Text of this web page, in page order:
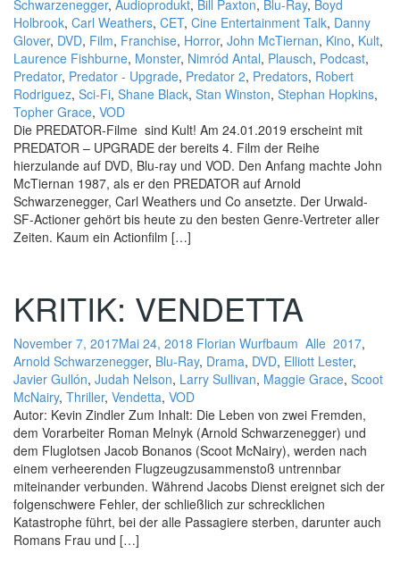
Schwarzenegger, Audioprodukt, Bill Paxton, Blu-Ray, Boyd
Holbrook, Carl Weathers, CET, Cine Entertainment Talk, Danny
Glover, DVD, Film, Franchise, Horror, John McTiernan, Kino, Kult,
Laurence Fishburne, Monster, Nimród Antal, Plausch, Podcast,
Predator, Predator - Upgrade, Predator 2, Predators, Robert
Rodriguez, Sci-Fi, Shane Black, Stan Winston, Stephan Hopkins,
Topher Grace, VOD
Die PREDATOR-Filme sind Kult! Am 24.01.2019 erscheint mit
PREDATOR – UPGRADE der bereits 4. Film der Reihe
hierzulande auf DVD, Blu-ray und VOD. Den Anfang machte John
McTiernan 1987, als er den PREDATOR auf Arnold
Schwarzenegger, Carl Weathers und Co ansetzte. Der Urwald-
SF-Actioner gehört bis heute zu den besten Genre-Vertreter aller
Zeiten. Kaum ein Actionfilm […]
KRITIK: VENDETTA
November 7, 2017Mai 24, 2018 Florian Wurfbaum Alle 2017,
Arnold Schwarzenegger, Blu-Ray, Drama, DVD, Elliott Lester,
Javier Gullón, Judah Nelson, Larry Sullivan, Maggie Grace, Scoot
McNairy, Thriller, Vendetta, VOD
Autor: Kevin Zindler Zum Inhalt: Die Leben von zwei Fremden,
dem Vorarbeiter Roman Melnyk (Arnold Schwarzenegger) und
dem Fluglotsen Jacob Bonanos (Scoot McNairy), werden nach
einem verheerenden Flugzeugzusammenstoß untrennbar
miteinander verbunden. Während Jacobs Dienst ereignet sich der
folgenschwere Fehler, der schließlich zur schrecklichen
Katastrophe führt, bei der alle Passagiere sterben, darunter auch
Romans Frau und […]